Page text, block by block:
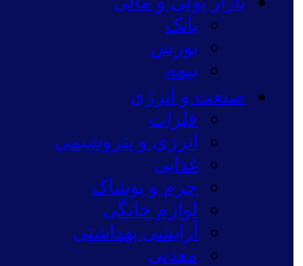
بانک
بورس
بیمه
صنعت و انرژی
فلزات
انرژی و پتروشیمی
غذایی
چرم و پوشاک
لوازم خانگی
آرایشی بهداشتی
معدنی